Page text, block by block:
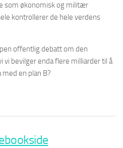
som økonomisk og militær
kontrollerer de hele verdens
offentlig debatt om den
vi bevilger enda flere milliarder til å
en plan B?